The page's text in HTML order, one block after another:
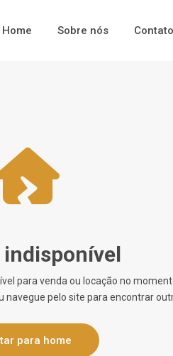
Home Sobre nós Contato
indisponível
para venda ou locação no
navegue pelo site para encontrar
para home